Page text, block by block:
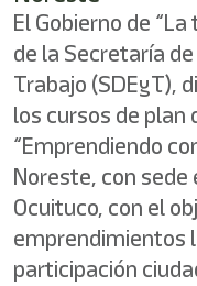
El Gobierno de
de la Secretaría
Trabajo (SDEyT),
los cursos de plan
“Emprendiendo
Noreste, con sede
Ocuituco, con el
emprendimientos
participación